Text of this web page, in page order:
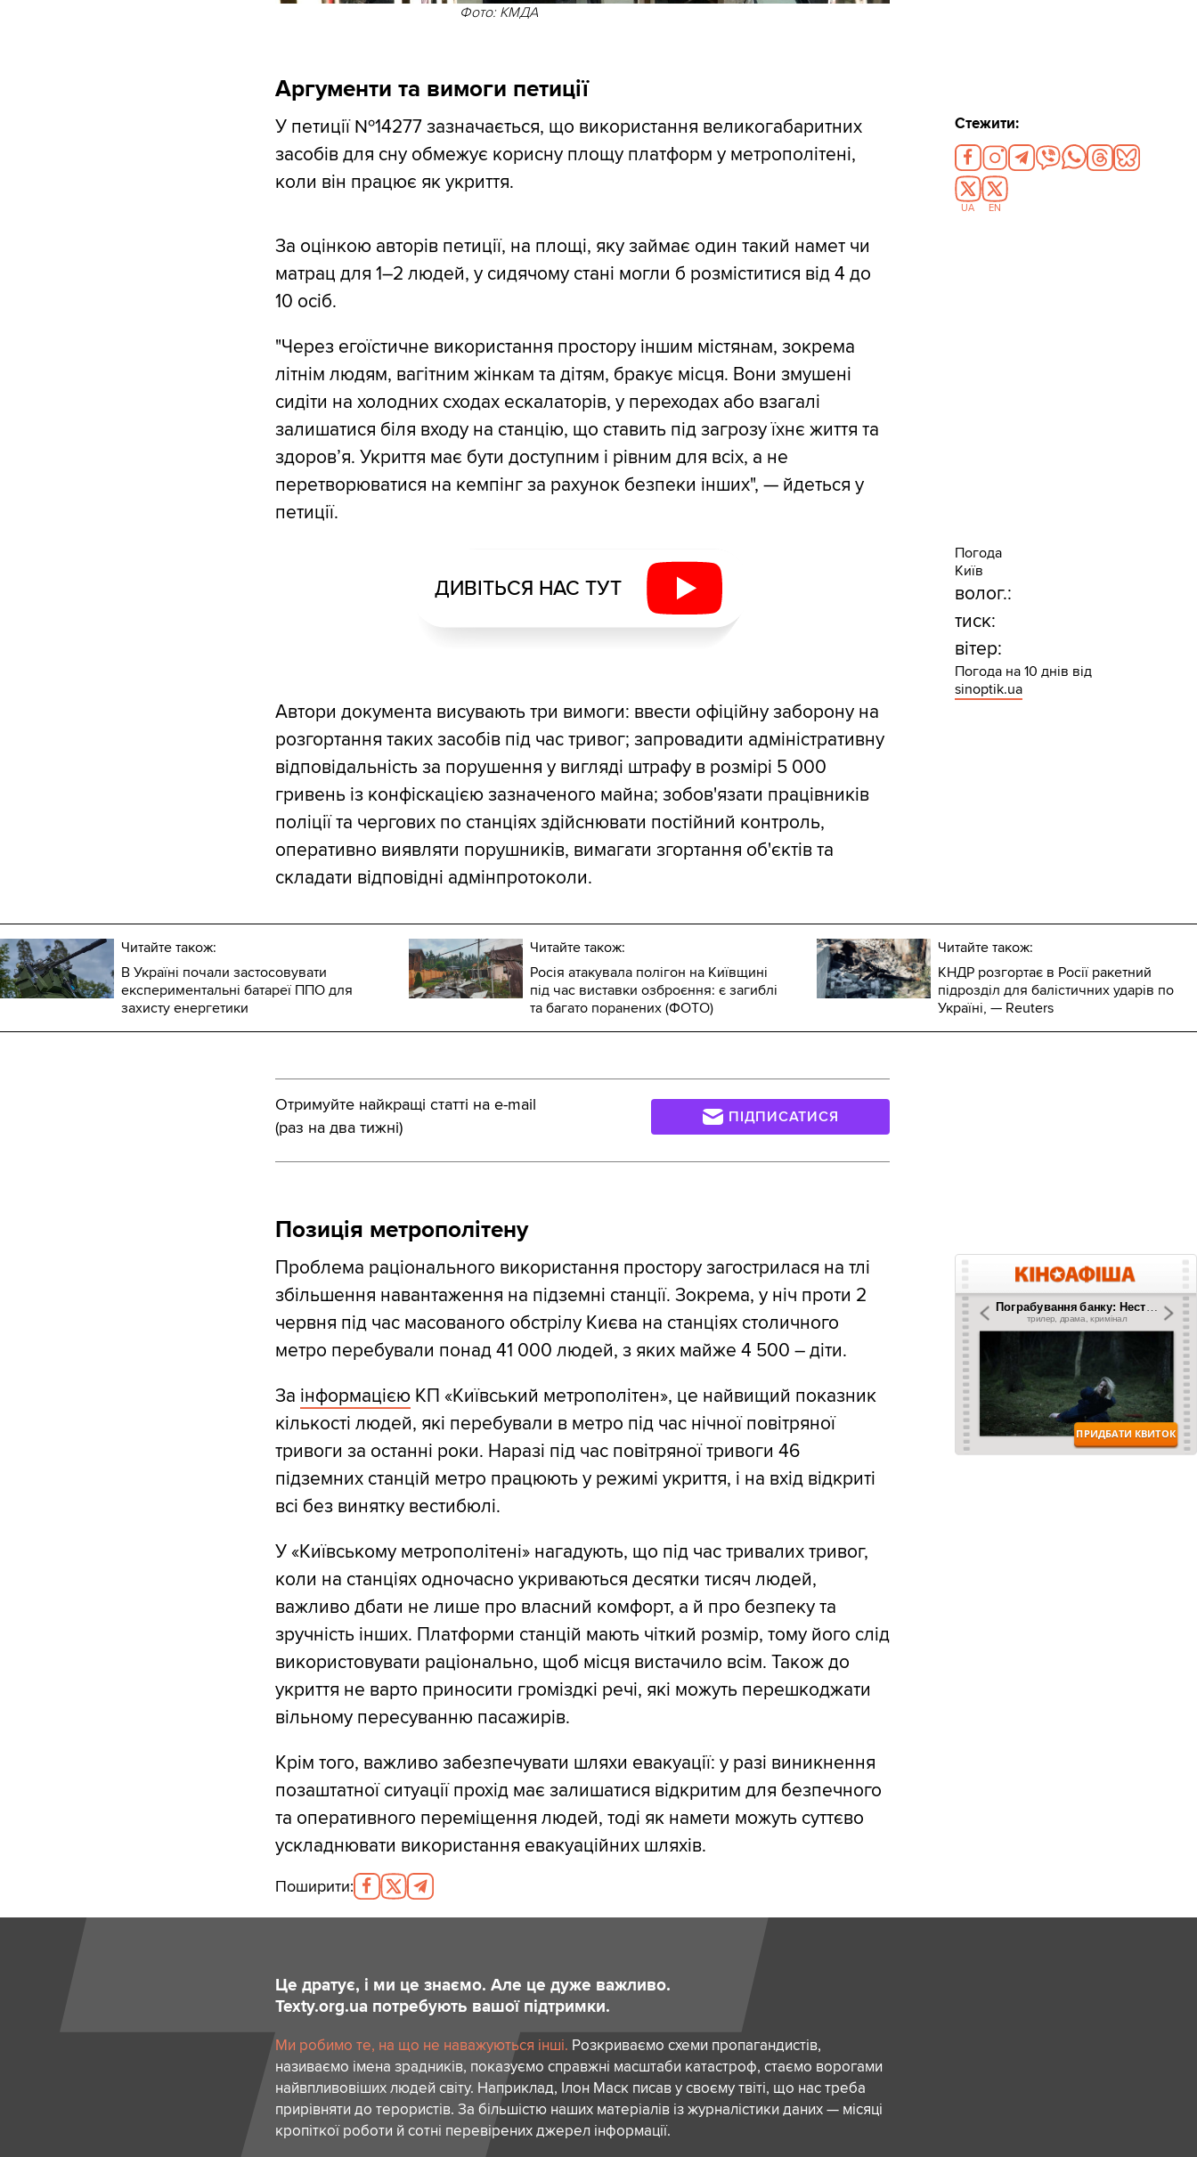
Фото: КМДА
Аргументи та вимоги петиції
У петиції №14277 зазначається, що використання великогабаритних
засобів для сну обмежує корисну площу платформ у метрополітені,
коли він працює як укриття.
За оцінкою авторів петиції, на площі, яку займає один такий намет чи
матрац для 1–2 людей, у сидячому стані могли б розміститися від 4 до
10 осіб.
"Через егоїстичне використання простору іншим містянам, зокрема
літнім людям, вагітним жінкам та дітям, бракує місця. Вони змушені
сидіти на холодних сходах ескалаторів, у переходах або взагалі
залишатися біля входу на станцію, що ставить під загрозу їхнє життя та
здоров’я. Укриття має бути доступним і рівним для всіх, а не
перетворюватися на кемпінг за рахунок безпеки інших", — йдеться у
петиції.
ДИВІТЬСЯ НАС ТУТ
Автори документа висувають три вимоги: ввести офіційну заборону на
розгортання таких засобів під час тривог; запровадити адміністративну
відповідальність за порушення у вигляді штрафу в розмірі 5 000
гривень із конфіскацією зазначеного майна; зобов'язати працівників
поліції та чергових по станціях здійснювати постійний контроль,
оперативно виявляти порушників, вимагати згортання об'єктів та
складати відповідні адмінпротоколи.
Читайте також:
В Україні почали застосовувати
експериментальні батареї ППО для
захисту енергетики
Читайте також:
Росія атакувала полігон на Київщині
під час виставки озброєння: є загиблі
та багато поранених (ФОТО)
Читайте також:
КНДР розгортає в Росії ракетний
підрозділ для балістичних ударів по
Україні, — Reuters
Отримуйте найкращі статті на e-mail
(раз на два тижні)
ПІДПИСАТИСЯ
Позиція метрополітену
Проблема раціонального використання простору загострилася на тлі
збільшення навантаження на підземні станції. Зокрема, у ніч проти 2
червня під час масованого обстрілу Києва на станціях столичного
метро перебували понад 41 000 людей, з яких майже 4 500 – діти.
За інформацієюКП «Київський метрополітен», це найвищий показник
кількості людей, які перебували в метро під час нічної повітряної
тривоги за останні роки. Наразі під час повітряної тривоги 46
підземних станцій метро працюють у режимі укриття, і на вхід відкриті
всі без винятку вестибюлі.
У «Київському метрополітені» нагадують, що під час тривалих тривог,
коли на станціях одночасно укриваються десятки тисяч людей,
важливо дбати не лише про власний комфорт, а й про безпеку та
зручність інших. Платформи станцій мають чіткий розмір, тому його слід
використовувати раціонально, щоб місця вистачило всім. Також до
укриття не варто приносити громіздкі речі, які можуть перешкоджати
вільному пересуванню пасажирів.
Крім того, важливо забезпечувати шляхи евакуації: у разі виникнення
позаштатної ситуації прохід має залишатися відкритим для безпечного
та оперативного переміщення людей, тоді як намети можуть суттєво
ускладнювати використання евакуаційних шляхів.
Поширити:
Це дратує, і ми це знаємо. Але це дуже важливо.
Texty.org.ua потребують вашої підтримки.
Ми робимо те, на що не наважуються інші. Розкриваємо схеми пропагандистів,
називаємо імена зрадників, показуємо справжні масштаби катастроф, стаємо ворогами
найвпливовіших людей світу. Наприклад, Ілон Маск писав у своєму твіті, що нас треба
прирівняти до терористів. За більшістю наших матеріалів із журналістики даних — місяці
кропіткої роботи й сотні перевірених джерел інформації.
Стежити:
UA EN
Погода
Київ
волог.:
тиск:
вітер:
Погода на 10 днів від
sinoptik.ua